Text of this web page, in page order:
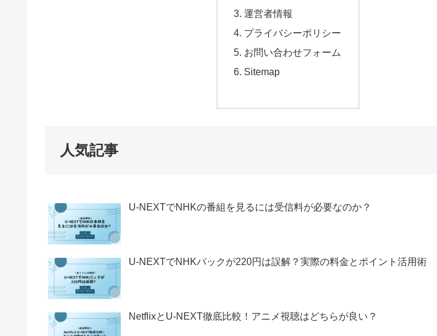
運営者情報
プライバシーポリシー
お問い合わせフォーム
Sitemap
人気記事
U-NEXTでNHKの番組を見るには受信料が必要なのか？
U-NEXTでNHKパックが220円は誤解？実際の料金とポイント活用術
NetflixとU-NEXT徹底比較！アニメ視聴はどちらが良い？